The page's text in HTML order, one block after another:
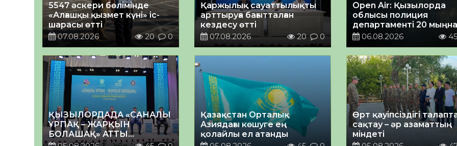
5547 әскери бөлімінде
«Алғашқы қызмет күні» іс-
шарасы өтті
07.08.2026
20 0
Қаржылық сауаттылықты
арттыруға бағытталған
кездесу өтті
07.08.2026
20 0
Open Air: Қызылорда
облысы полиция
департаменті 20
астам көрерменнің
етті
06.08.2026 45
ҚЫЗЫЛОРДАДА «САНАЛЫ
ҰРПАҚ – ЖАРҚЫН
БОЛАШАҚ» АТТЫ
КЕҢЕЙТІЛГЕН МӘЖІЛІС
Қазақстан Орталық
Азиядағы көшуге ең
қолайлы ел атанды
Өрт қауіпсіздігі
сақтау – әр азаматтың
міндеті